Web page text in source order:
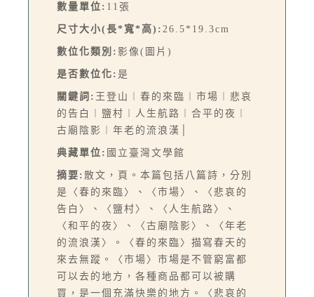
數量單位: 11張
尺寸大小(長*寬*高): 26.5*19.3cm
數位化類別: 影像(圖片)
是否數位化: 是
關鍵詞: 王登山︱春的來臨︱市場︱悲哀
的告白︱鹽村︱人生航路︱合平的夜︱
古廟陰影︱年老的流浪漢│
典藏單位: 國立臺灣文學館
摘要: 散文，頁。本篇包括八篇詩，分別
是〈春的來臨〉、〈市場〉、〈悲哀的
告白〉、〈鹽村〉、〈人生航路〉、
〈和平的夜〉、〈古廟陰影〉、〈年老
的流浪漢〉。〈春的來臨〉描寫春天的
來去無蹤。〈市場〉市場是不管窮富都
可以去的地方，各種商品都可以被購
買，是一個充滿快樂的地方。〈悲哀的